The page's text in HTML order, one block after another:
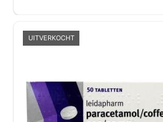
UITVERKOCHT